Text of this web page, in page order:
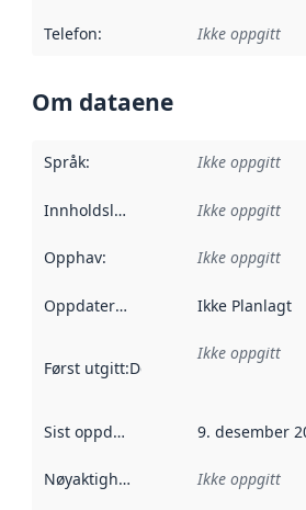
Telefon: Ikke oppgitt
Om dataene
Språk: Ikke oppgitt
Innholdsleverandører :
Ikke oppgitt
Opphav: Ikke oppgitt
Oppdateringsfrekvens :
Ikke Planlagt
Først utgitt:Denne datoen sier når
Ikke oppgitt
Sist oppdatert 9. desember
Nøyaktighet Ikke oppgitt